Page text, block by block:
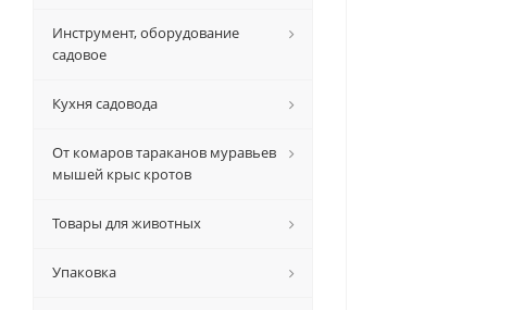
Инструмент, оборудование
садовое
Кухня садовода
От комаров тараканов муравьев
мышей крыс кротов
Товары для животных
Упаковка